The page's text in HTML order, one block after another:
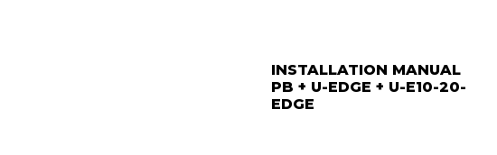
INSTALLATION MANUAL
PB + U-EDGE + U-E10-20-
EDGE